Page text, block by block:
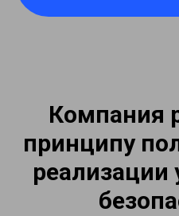
Компания
принципу
реализации